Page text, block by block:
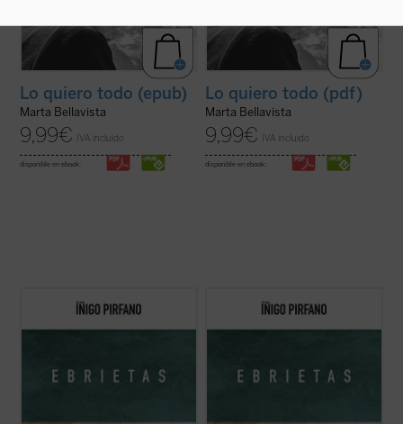
Lo quiero todo (epub)
Marta Bellavista
9,99€ IVA incluido
disponible en ebook:
Lo quiero todo (pdf)
Marta Bellavista
9,99€ IVA incluido
disponible en ebook:
, el director de orquesta y
comunicador Íñigo Pirfano, promotor de la
, el director de orquesta y
comunicador Íñigo Pirfano, promotor de la